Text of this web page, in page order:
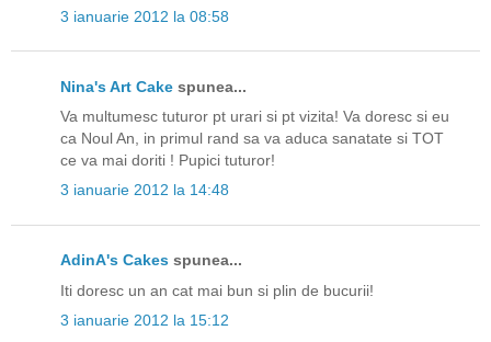
3 ianuarie 2012 la 08:58
Nina's Art Cake spunea...
Va multumesc tuturor pt urari si pt vizita! Va doresc si eu
ca Noul An, in primul rand sa va aduca sanatate si TOT
ce va mai doriti ! Pupici tuturor!
3 ianuarie 2012 la 14:48
AdinA's Cakes spunea...
Iti doresc un an cat mai bun si plin de bucurii!
3 ianuarie 2012 la 15:12